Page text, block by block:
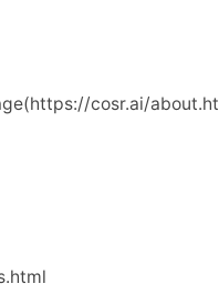
cosr.ai/